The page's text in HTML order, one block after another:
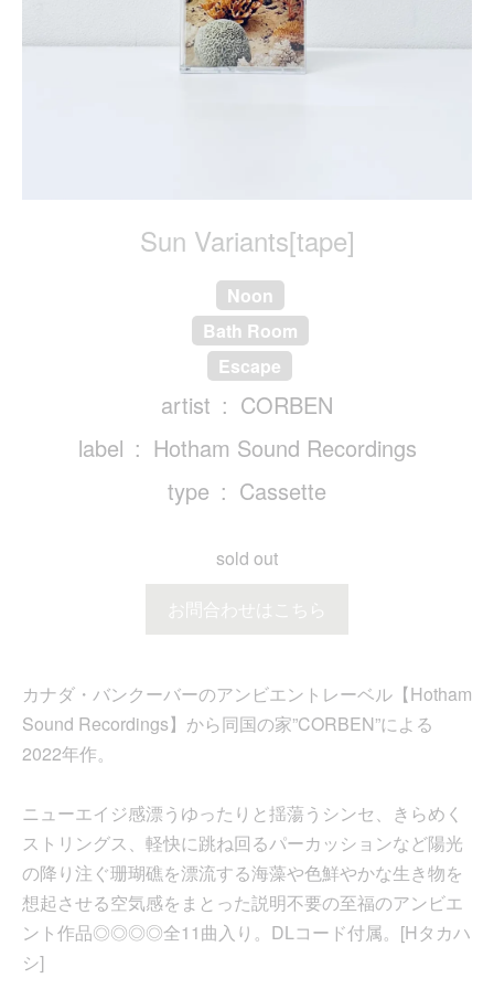
Sun Variants[tape]
Noon
Bath Room
Escape
artist
CORBEN
label
Hotham Sound Recordings
type
Cassette
sold out
お問合わせはこちら
カナダ・バンクーバーのアンビエントレーベル【Hotham
Sound Recordings】から同国の家”CORBEN”による
2022年作。
ニューエイジ感漂うゆったりと揺蕩うシンセ、きらめく
ストリングス、軽快に跳ね回るパーカッションなど陽光
の降り注ぐ珊瑚礁を漂流する海藻や色鮮やかな生き物を
想起させる空気感をまとった説明不要の至福のアンビエ
ント作品◎◎◎◎全11曲入り。DLコード付属。[Hタカハ
シ]